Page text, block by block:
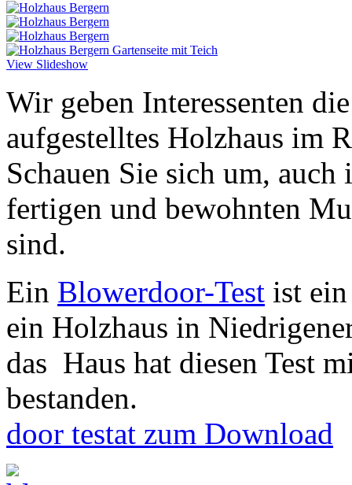
View Slideshow
Wir geben Interessenten
aufgestelltes Holzhaus im
Schauen Sie sich um,
fertigen und bewohnten
sind.
Ein Blowerdoor-Test ist
ein Holzhaus in
das Haus hat diesen Test
door testat zum Download